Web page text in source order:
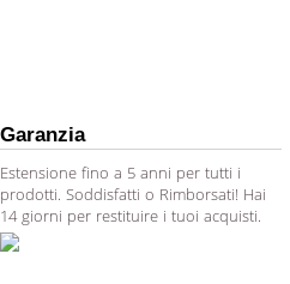
Garanzia
Estensione fino a 5 anni per tutti i
prodotti. Soddisfatti o Rimborsati! Hai
14 giorni per restituire i tuoi acquisti.